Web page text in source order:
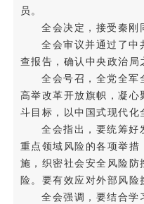
员。
全会决定，接受秦刚
全会审议并通过了中
查报告，确认中央政治
全会号召，全党全军
高举改革开放旗帜，凝
斗目标，以中国式现代
全会指出，要统筹好
重点领域风险的各项举
施，织密社会安全风险
险。要有效应对外部风
全会强调，要结合学